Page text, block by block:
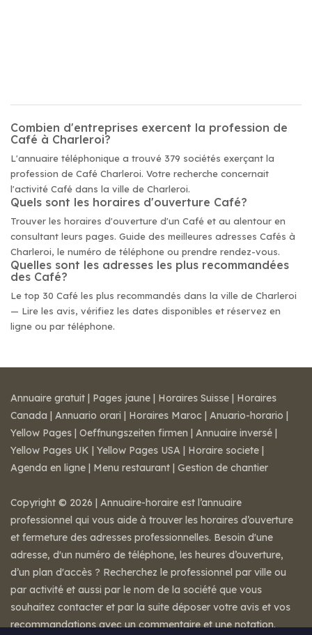
Combien d'entreprises exercent la profession de
Café à Charleroi?
L'annuaire téléphonique a trouvé 379 sociétés exerçant la
profession de Café Charleroi. Votre recherche concernait
l'activité Café dans la ville de Charleroi.
Quels sont les horaires d'ouverture Café?
Trouver les horaires d'ouverture d'un Café et au alentour en
consultant leurs pages. Guide des meilleures adresses Cafés à
Charleroi, le numéro de téléphone ou prendre rendez-vous.
Quelles sont les adresses les plus recommandées
des Café?
Le top 30 Café les plus recommandés dans la ville de Charleroi
— Lire les avis, vérifiez les dates disponibles et réservez en
ligne ou par téléphone.
Annuaire gratuit | Pages jaune | Horaires Suisse | Horaires
Canada | Annuario orari | Horaires Maroc | Anuario-horario |
Yellow Pages | Oeffnungszeiten firmen | Annuaire inversé |
Yellow Pages UK | Yellow Pages USA | Horaire societe |
Agenda en ligne | Menu restaurant | Gestion de chantier
Copyright © 2026 | Annuaire-horaire est l’annuaire
professionnel qui vous aide à trouver les horaires d’ouverture
et fermeture des adresses professionnelles. Besoin d'une
adresse, d'un numéro de téléphone, les heures d’ouverture,
d’un plan d'accès ? Recherchez le professionnel par ville ou
par activité et aussi par le nom de la société que vous
souhaitez contacter et par la suite déposer votre avis et vos
recommandations avec un commentaire et une notation.